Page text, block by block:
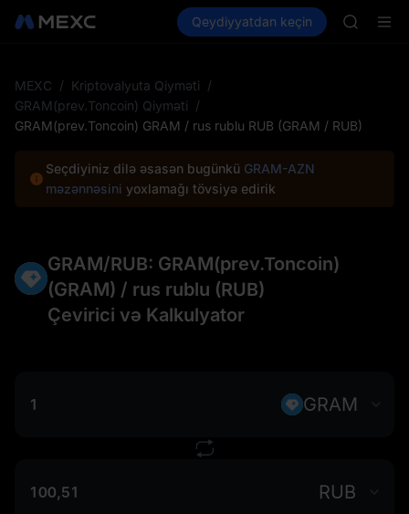
Bazarlar Spot Futures SPCX
Qeydiyyatdan keçin
MEXC / Kriptovalyuta Qiyməti /
GRAM(prev.Toncoin) Qiyməti /
GRAM(prev.Toncoin) GRAM / rus rublu RUB (GRAM / RUB)
Seçdiyiniz dilə əsasən bugünkü GRAM-AZN
məzənnəsini yoxlamağı tövsiyə edirik
GRAM/RUB: GRAM(prev.Toncoin)
(GRAM) / rus rublu (RUB)
Çevirici və Kalkulyator
GRAM
RUB